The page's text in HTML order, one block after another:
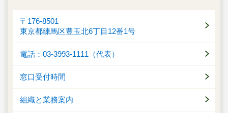
〒176-8501
東京都練馬区豊玉北6丁目12番1号
電話：03-3993-1111（代表）
窓口受付時間
組織と業務案内